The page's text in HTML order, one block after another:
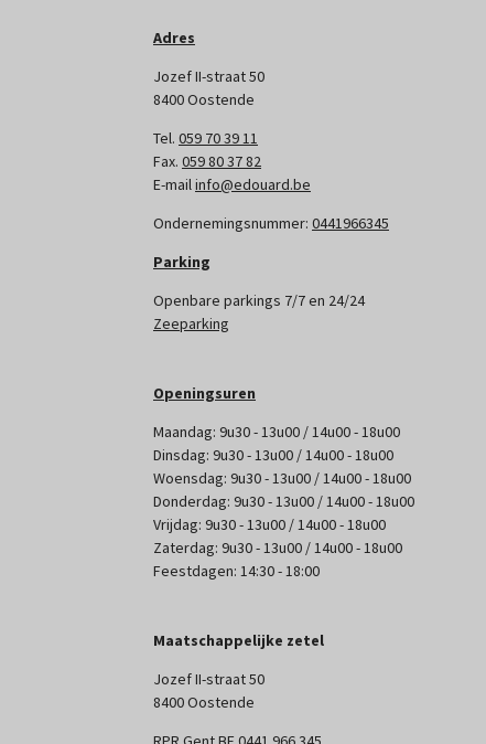
Adres
Jozef II-straat 50
8400 Oostende
Tel. 059 70 39 11
Fax. 059 80 37 82
E-mailinfo@edouard.be
Ondernemingsnummer: 0441966345
Parking
Openbare parkings 7/7 en 24/24
Zeeparking
Openingsuren
Maandag: 9u30 - 13u00 / 14u00 - 18u00
Dinsdag: 9u30 - 13u00 / 14u00 - 18u00
Woensdag: 9u30 - 13u00 / 14u00 - 18u00
Donderdag: 9u30 - 13u00 / 14u00 - 18u00
Vrijdag: 9u30 - 13u00 / 14u00 - 18u00
Zaterdag: 9u30 - 13u00 / 14u00 - 18u00
Feestdagen: 14:30 - 18:00
Maatschappelijke zetel
Jozef II-straat 50
8400 Oostende